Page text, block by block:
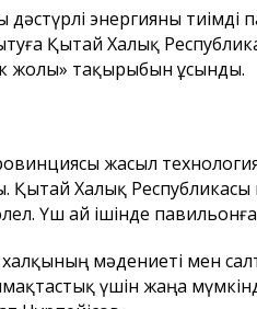
энергияны тиімді
Қытай Халық
жолы» тақырыбын ұсынды.
жасыл
Қытай Халық
Үш ай ішінде
мәдениеті мен
үшін жаңа